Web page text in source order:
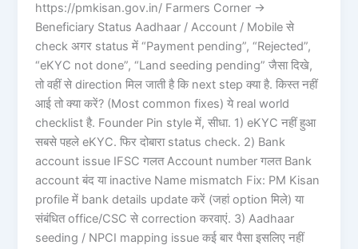
https://pmkisan.gov.in/ Farmers Corner ->
Beneficiary Status Aadhaar / Account / Mobile से
check अगर status में “Payment pending”, “Rejected”,
“eKYC not done”, “Land seeding pending” जैसा दिखे,
तो वहीं से direction मिल जाती है कि next step क्या है. किस्त नहीं
आई तो क्या करें? (Most common fixes) ये real world
checklist है. Founder Pin style में, सीधा. 1) eKYC नहीं हुआ
सबसे पहले eKYC. फिर दोबारा status check. 2) Bank
account issue IFSC गलत Account number गलत Bank
account बंद या inactive Name mismatch Fix: PM Kisan
profile में bank details update करें (जहां option मिले) या
संबंधित office/CSC से correction करवाएं. 3) Aadhaar
seeding / NPCI mapping issue कई बार पैसा इसलिए नहीं